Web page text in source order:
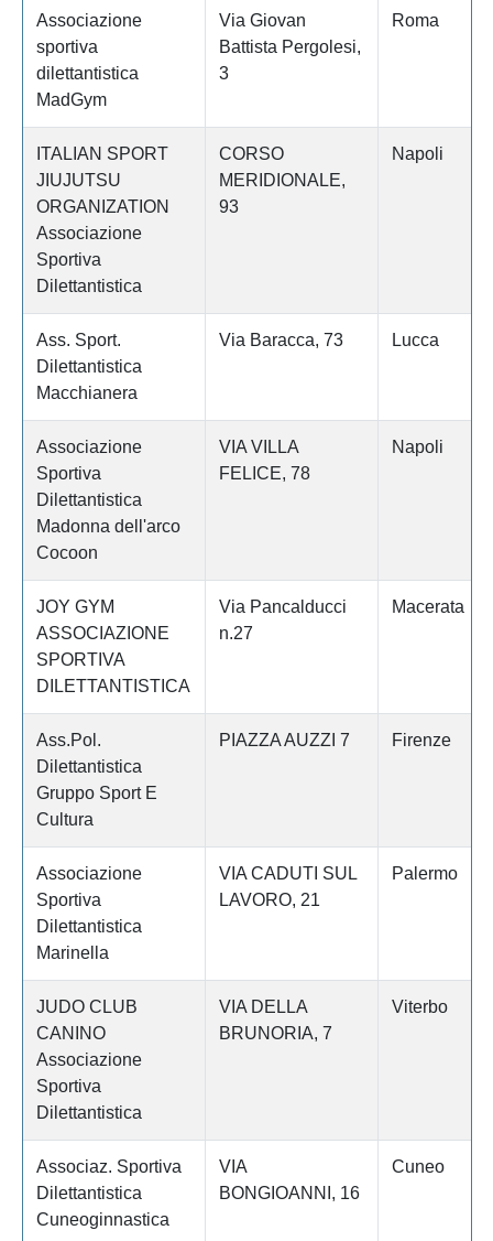
Associazione
sportiva
dilettantistica
MadGym
Via Giovan
Battista Pergolesi,
3
Roma
ITALIAN SPORT
JIUJUTSU
ORGANIZATION
Associazione
Sportiva
Dilettantistica
CORSO
MERIDIONALE,
93
Napoli
Ass. Sport.
Dilettantistica
Macchianera
Via Baracca, 73 Lucca
Associazione
Sportiva
Dilettantistica
Madonna dell'arco
Cocoon
VIA VILLA
FELICE, 78
Napoli
JOY GYM
ASSOCIAZIONE
SPORTIVA
DILETTANTISTICA
Via Pancalducci
n.27
Macerata
Ass.Pol.
Dilettantistica
Gruppo Sport E
Cultura
PIAZZA AUZZI 7 Firenze
Associazione
Sportiva
Dilettantistica
Marinella
VIA CADUTI SUL
LAVORO, 21
Palermo
JUDO CLUB
CANINO
Associazione
Sportiva
Dilettantistica
VIA DELLA
BRUNORIA, 7
Viterbo
Associaz. Sportiva
Dilettantistica
Cuneoginnastica
VIA
BONGIOANNI, 16
Cuneo